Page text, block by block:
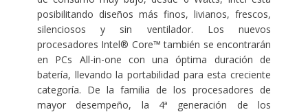
posibilitando diseños más finos, livianos, frescos,
silenciosos y sin ventilador. Los nuevos
procesadores Intel® Core™ también se encontrarán
en PCs All-in-one con una óptima duración de
batería, llevando la portabilidad para esta creciente
categoría. De la familia de los procesadores de
mayor desempeño, la 4ª generación de los